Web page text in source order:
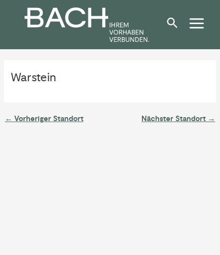
springen
Warstein
navigation
← Vorheriger Standort Nächster Standort →